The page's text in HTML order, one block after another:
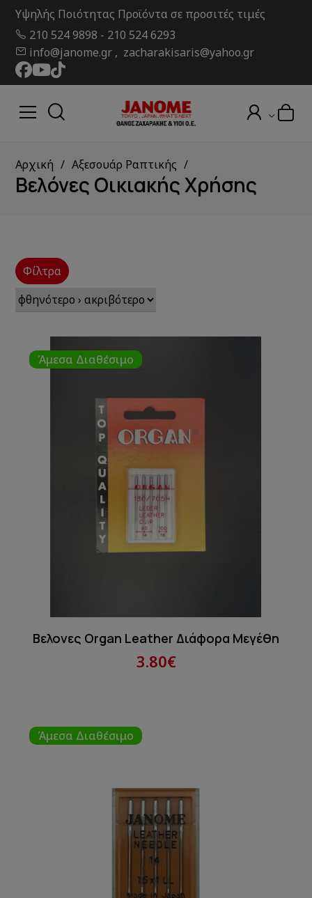
Υψηλής Ποιότητας Προϊόντα σε προσιτές τιμές
210 524 9898 - 210 524 6293
info@janome.gr , zacharakisaris@yahoo.gr
Αρχική Αξεσουάρ Ραπτικής
Βελόνες Οικιακής Χρήσης
Φίλτρα
Άμεσα Διαθέσιμο
Βελονες Organ Leather Διάφορα Μεγέθη
3.80€
Άμεσα Διαθέσιμο